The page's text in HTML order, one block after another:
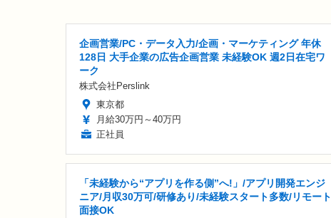
企画営業/PC・データ入力/企画・マーケティング 年休
128日 大手企業の広告企画営業 未経験OK 週2日在宅ワ
ーク
株式会社Perslink
東京都
月給30万円～40万円
正社員
「未経験から“アプリを作る側”へ!」/アプリ開発エンジ
ニア/月収30万可/研修あり/未経験スタート多数/リモート
面接OK